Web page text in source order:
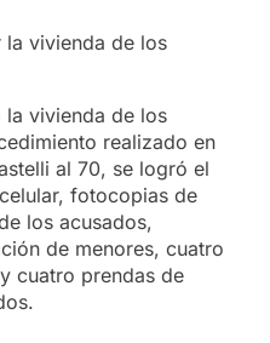
la vivienda de los
la vivienda de los
realizado en
al 70, se logró el
fotocopias de
los acusados,
de menores, cuatro
cuatro prendas de